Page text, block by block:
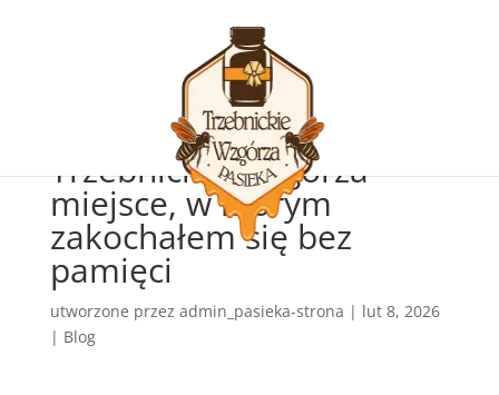
Trzebnickie Wzgórza –
miejsce, w którym
zakochałem się bez
pamięci
utworzone przez admin_pasieka-strona | lut 8, 2026
| Blog